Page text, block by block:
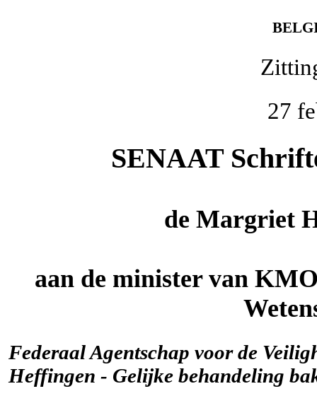
27
SENAAT
de Margriet
aan de minister van
Federaal Agentschap voor de
Heffingen - Gelijke behandeling